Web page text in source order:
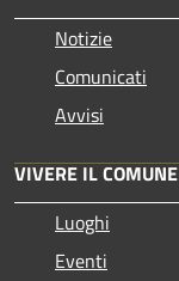
Notizie
Comunicati
Avvisi
VIVERE IL COMUNE
Luoghi
Eventi